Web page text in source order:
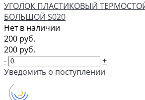
УГОЛОК ПЛАСТИКОВЫЙ
БОЛЬШОЙ S020
Нет в наличии
200 руб.
200 руб.
-
+
Уведомить о поступлении